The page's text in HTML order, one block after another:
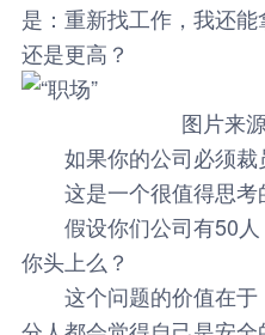
是：重新找工作，我还能
还是更高？
图片来
如果你的公司必须裁
这是一个很值得思考
假设你们公司有50人
你头上么？
这个问题的价值在于